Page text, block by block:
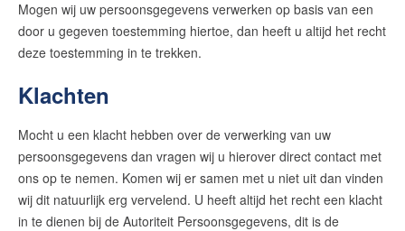
Mogen wij uw persoonsgegevens verwerken op basis van een
door u gegeven toestemming hiertoe, dan heeft u altijd het recht
deze toestemming in te trekken.
Klachten
Mocht u een klacht hebben over de verwerking van uw
persoonsgegevens dan vragen wij u hierover direct contact met
ons op te nemen. Komen wij er samen met u niet uit dan vinden
wij dit natuurlijk erg vervelend. U heeft altijd het recht een klacht
in te dienen bij de Autoriteit Persoonsgegevens, dit is de